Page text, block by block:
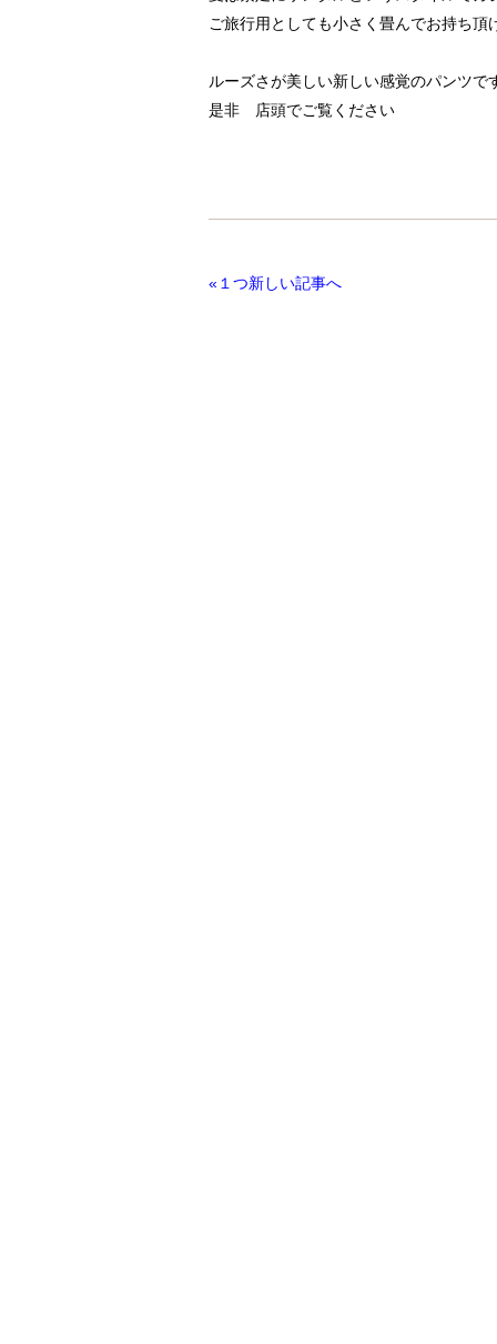
ご旅行用としても小さく畳んでお持ち頂
ルーズさが美しい新しい感覚のパンツで
是非 店頭でご覧ください
«１つ新しい記事へ